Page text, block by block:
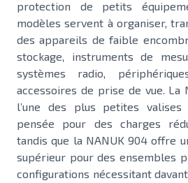
protection de petits
modèles servent à organiser,
des appareils de faible
stockage, instruments de
systèmes radio,
accessoires de prise de vue. La
l’une des plus petites
pensée pour des charges
tandis que la NANUK 904 offre
supérieur pour des ensembles
configurations nécessitant